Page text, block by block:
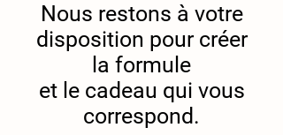
Nous restons à votre
disposition pour créer
la formule
et le cadeau qui vous
correspond.